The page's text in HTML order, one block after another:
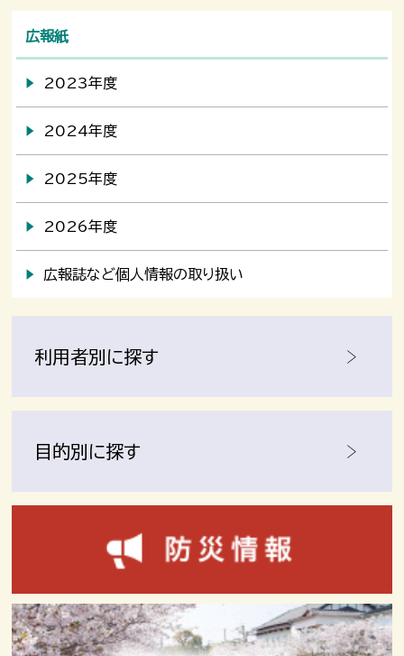
広報紙
2023年度
2024年度
2025年度
2026年度
広報誌など個人情報の取り扱い
利用者別に探す
目的別に探す